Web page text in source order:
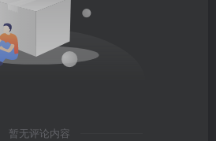
暂无评论内容